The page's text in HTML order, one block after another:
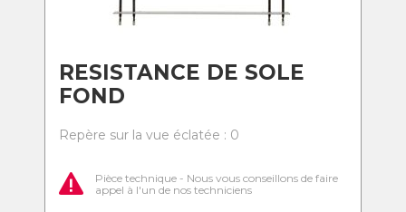
RESISTANCE DE SOLE
FOND
Repère sur la vue éclatée : 0
Pièce technique - Nous vous conseillons de faire
appel à l'un de nos techniciens